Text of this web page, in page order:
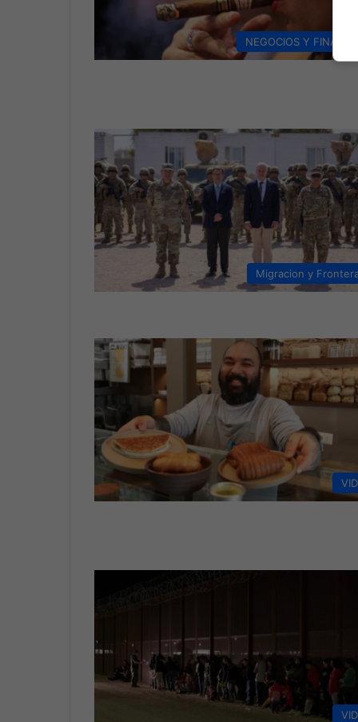
NEGOCIOS Y
Migracion y